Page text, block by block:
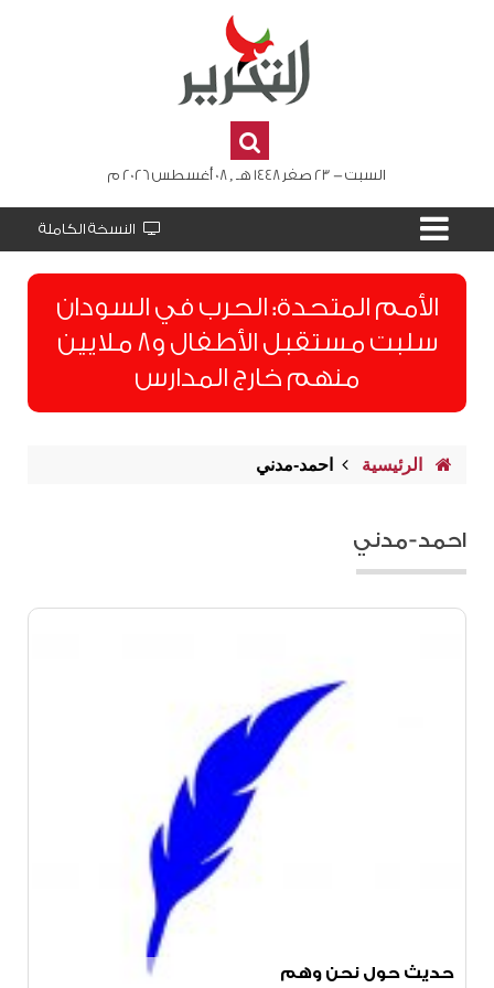
السبت - 23 صفر 1448 هـ , 08 أغسطس 2026 م
النسخة الكاملة
الأمم المتحدة: الحرب في السودان
سلبت مستقبل الأطفال و8 ملايين
منهم خارج المدارس
الرئيسية احمد-مدني
احمد-مدني
حديث حول نحن وهم